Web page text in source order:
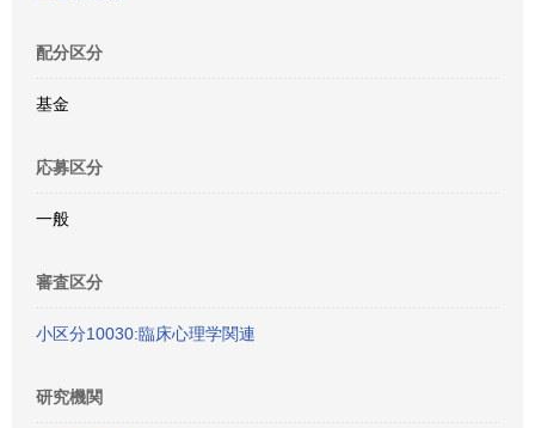
配分区分
基金
応募区分
一般
審査区分
小区分10030:臨床心理学関連
研究機関